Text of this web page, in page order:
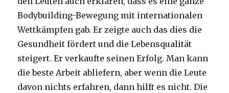
Bodybuilding-Bewegung mit internationalen
Wettkämpfen gab. Er zeigte auch das dies die
Gesundheit fördert und die Lebensqualität
steigert. Er verkaufte seinen Erfolg. Man kann
die beste Arbeit abliefern, aber wenn die Leute
davon nichts erfahren, dann hilft es nicht. Die